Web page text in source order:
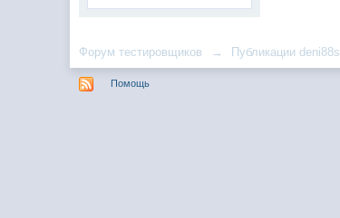
Форум тестировщиков → Публикации deni88s
Помощь